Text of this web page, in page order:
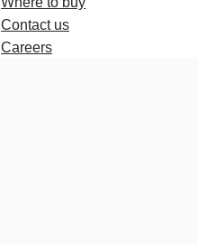
Contact us
Careers